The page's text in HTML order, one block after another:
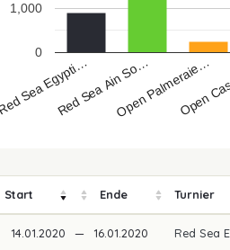
Red Sea Egypti…Red Sea Ain So…Open Palmeraie…
Open
0
1,000
Start Ende Turnier
14.01.2020 — 16.01.2020 Red Sea